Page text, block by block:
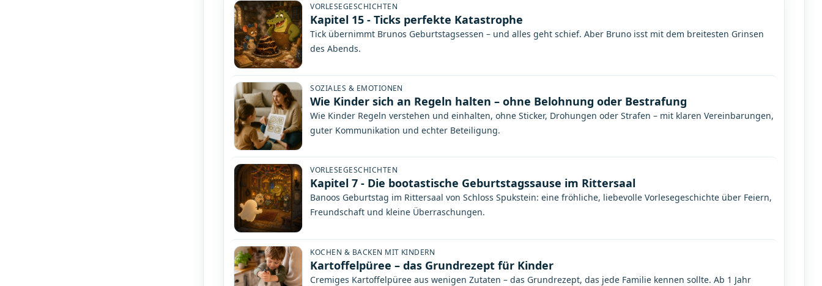
VORLESEGESCHICHTEN
Kapitel 15 - Ticks perfekte Katastrophe
Tick übernimmt Brunos Geburtstagsessen – und alles geht schief. Aber Bruno isst mit dem breitesten Grinsen
des Abends.
SOZIALES & EMOTIONEN
Wie Kinder sich an Regeln halten – ohne Belohnung oder Bestrafung
Wie Kinder Regeln verstehen und einhalten, ohne Sticker, Drohungen oder Strafen – mit klaren Vereinbarungen,
guter Kommunikation und echter Beteiligung.
VORLESEGESCHICHTEN
Kapitel 7 - Die bootastische Geburtstagssause im Rittersaal
Banoos Geburtstag im Rittersaal von Schloss Spukstein: eine fröhliche, liebevolle Vorlesegeschichte über Feiern,
Freundschaft und kleine Überraschungen.
KOCHEN & BACKEN MIT KINDERN
Kartoffelpüree – das Grundrezept für Kinder
Cremiges Kartoffelpüree aus wenigen Zutaten – das Grundrezept, das jede Familie kennen sollte. Ab 1 Jahr